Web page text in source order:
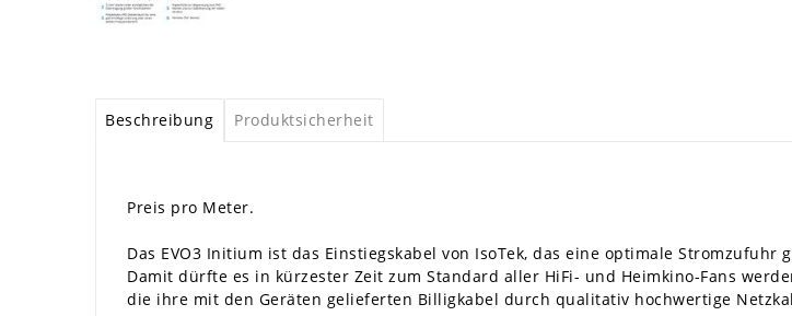
Beschreibung Produktsicherheit
Preis pro Meter.
Das EVO3 Initium ist das Einstiegskabel von IsoTek, das eine optimale
Damit dürfte es in kürzester Zeit zum Standard aller HiFi- und Heimkino-Fans
die ihre mit den Geräten gelieferten Billigkabel durch qualitativ hochwertige